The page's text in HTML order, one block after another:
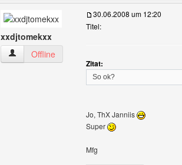
xxdjtomekxx
xxdjtomekxx Benutzer-Profile anzeigen
Offline
30.06.2008 um 12:20
Titel:
Zitat:
So ok?
Jo, ThX Janniis
Super
Mfg